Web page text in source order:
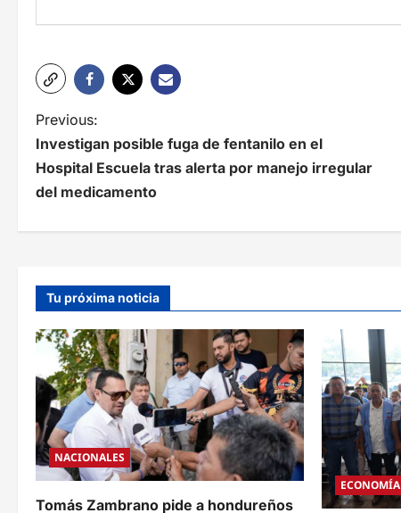
N
a
v
a
c
i
ó
n
d
e
Previous:
Investigan posible fuga de fentanilo en el
Hospital Escuela tras alerta por manejo irregular
del medicamento
Tu próxima noticia
NACIONALES
Tomás Zambrano pide a hondureños
ECONOMÍA